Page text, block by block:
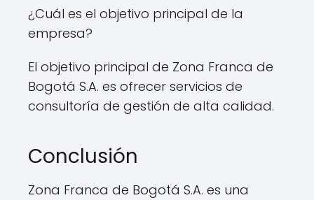
¿Cuál es el objetivo principal de la
empresa?
El objetivo principal de Zona Franca de
Bogotá S.A. es ofrecer servicios de
consultoría de gestión de alta calidad.
Conclusión
Zona Franca de Bogotá S.A. es una